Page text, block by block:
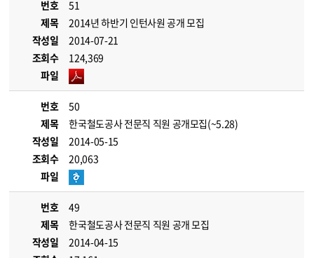
번호
51
제목
2014년 하반기 인턴사원 공개 모집
작성일
2014-07-21
조회수
124,369
파일
번호
50
제목
한국철도공사 전문직 직원 공개모집(~5.28)
작성일
2014-05-15
조회수
20,063
파일
번호
49
제목
한국철도공사 전문직 직원 공개 모집
작성일
2014-04-15